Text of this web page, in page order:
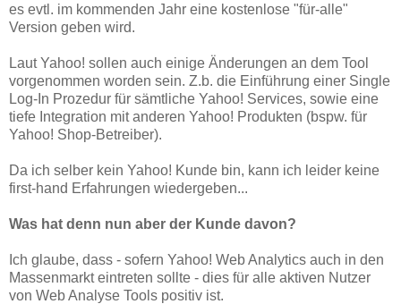
es evtl. im kommenden Jahr eine kostenlose "für-alle"
Version geben wird.
Laut Yahoo! sollen auch einige Änderungen an dem Tool
vorgenommen worden sein. Z.b. die Einführung einer Single
Log-In Prozedur für sämtliche Yahoo! Services, sowie eine
tiefe Integration mit anderen Yahoo! Produkten (bspw. für
Yahoo! Shop-Betreiber).
Da ich selber kein Yahoo! Kunde bin, kann ich leider keine
first-hand Erfahrungen wiedergeben...
Was hat denn nun aber der Kunde davon?
Ich glaube, dass - sofern Yahoo! Web Analytics auch in den
Massenmarkt eintreten sollte - dies für alle aktiven Nutzer
von Web Analyse Tools positiv ist.